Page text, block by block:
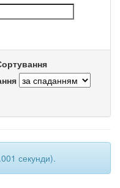
секунди).